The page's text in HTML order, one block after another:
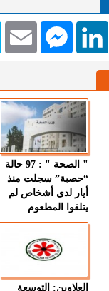
EmailMessengerLinkedIn
" الصحة " : 97 حالة
“حصبة” سجلت منذ
أيار لدى أشخاص لم
يتلقوا المطعوم
العلاوين: التوسعة